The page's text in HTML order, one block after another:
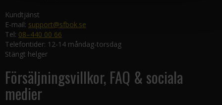
Kundtjänst
E-mail: support@sfbok.se
Tel: 08–440 00 66
Telefontider: 12-14 måndag-torsdag
Stängt helger
Försäljningsvillkor, FAQ & sociala
medier